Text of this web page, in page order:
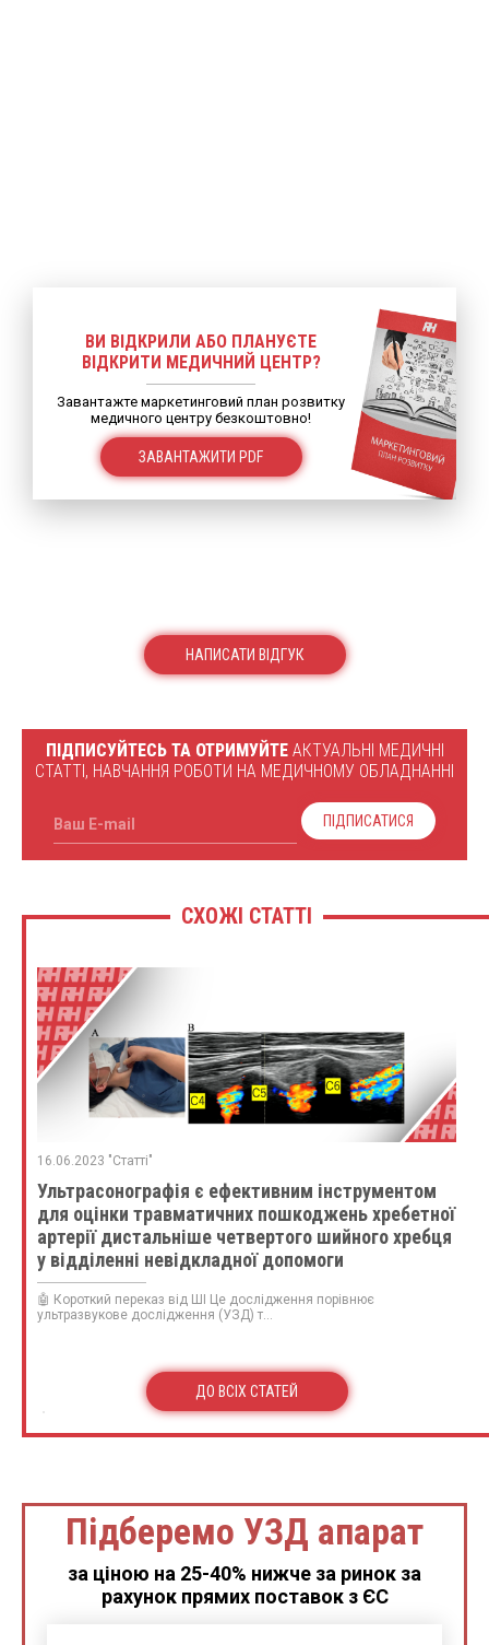
ВИ ВІДКРИЛИ АБО ПЛАНУЄТЕ
ВІДКРИТИ МЕДИЧНИЙ ЦЕНТР?
Завантажте маркетинговий план розвитку
медичного центру безкоштовно!
ЗАВАНТАЖИТИ PDF
НАПИСАТИ ВІДГУК
ПІДПИСУЙТЕСЬ ТА ОТРИМУЙТЕАКТУАЛЬНІ МЕДИЧНІ
СТАТТІ, НАВЧАННЯ РОБОТИ НА МЕДИЧНОМУ ОБЛАДНАННІ
Ваш E-mail ПІДПИСАТИСЯ
СХОЖІ СТАТТІ
16.06.2023 "Статті"
Ультрасонографія є ефективним інструментом
для оцінки травматичних пошкоджень хребетної
артерії дистальніше четвертого шийного хребця
у відділенні невідкладної допомоги
🤖 Короткий переказ від ШІ Це дослідження порівнює
ультразвукове дослідження (УЗД) т...
ДО ВСІХ СТАТЕЙ
Підберемо УЗД апарат
за ціною на 25-40% нижче за ринок за
рахунок прямих поставок з ЄС